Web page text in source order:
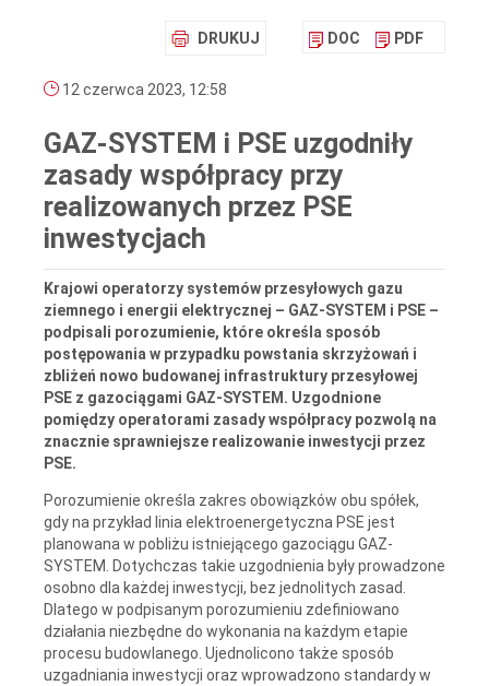
DRUKUJ DOC PDF
12 czerwca 2023, 12:58
GAZ-SYSTEM i PSE uzgodniły
zasady współpracy przy
realizowanych przez PSE
inwestycjach
Krajowi operatorzy systemów przesyłowych gazu
ziemnego i energii elektrycznej – GAZ-SYSTEM i PSE –
podpisali porozumienie, które określa sposób
postępowania w przypadku powstania skrzyżowań i
zbliżeń nowo budowanej infrastruktury przesyłowej
PSE z gazociągami GAZ-SYSTEM. Uzgodnione
pomiędzy operatorami zasady współpracy pozwolą na
znacznie sprawniejsze realizowanie inwestycji przez
PSE.
Porozumienie określa zakres obowiązków obu spółek,
gdy na przykład linia elektroenergetyczna PSE jest
planowana w pobliżu istniejącego gazociągu GAZ-
SYSTEM. Dotychczas takie uzgodnienia były prowadzone
osobno dla każdej inwestycji, bez jednolitych zasad.
Dlatego w podpisanym porozumieniu zdefiniowano
działania niezbędne do wykonania na każdym etapie
procesu budowlanego. Ujednolicono także sposób
uzgadniania inwestycji oraz wprowadzono standardy w